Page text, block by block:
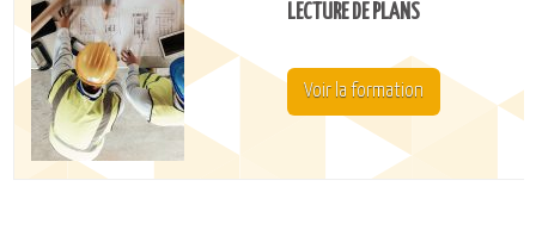
LECTURE DE PLANS
Voir la formation